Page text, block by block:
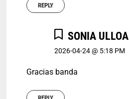
REPLY
SONIA ULLOA
2026-04-24 @ 5:18 PM
Gracias banda